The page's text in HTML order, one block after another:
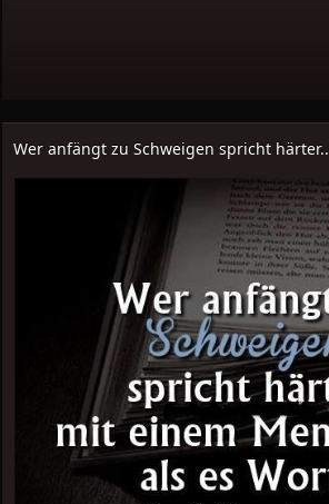
Wer anfängt zu Schweigen spricht härter..